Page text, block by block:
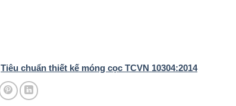
Tiêu chuẩn thiết kế móng cọc TCVN 10304:2014